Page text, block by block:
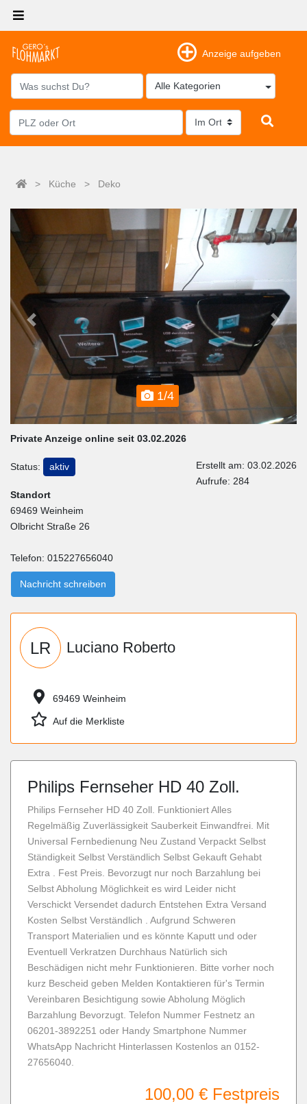
Anzeige aufgeben
Alle Kategorien
> Küche > Deko
1/4
Previous Next
Private Anzeige online seit 03.02.2026
Status: aktiv
Standort
69469 Weinheim
Olbricht Straße 26
Telefon: 015227656040
Nachricht schreiben
Erstellt am: 03.02.2026
Aufrufe: 284
LR Luciano Roberto
69469 Weinheim
Auf die Merkliste
Philips Fernseher HD 40 Zoll.
Philips Fernseher HD 40 Zoll. Funktioniert Alles
Regelmäßig Zuverlässigkeit Sauberkeit Einwandfrei. Mit
Universal Fernbedienung Neu Zustand Verpackt Selbst
Ständigkeit Selbst Verständlich Selbst Gekauft Gehabt
Extra . Fest Preis. Bevorzugt nur noch Barzahlung bei
Selbst Abholung Möglichkeit es wird Leider nicht
Verschickt Versendet dadurch Entstehen Extra Versand
Kosten Selbst Verständlich . Aufgrund Schweren
Transport Materialien und es könnte Kaputt und oder
Eventuell Verkratzen Durchhaus Natürlich sich
Beschädigen nicht mehr Funktionieren. Bitte vorher noch
kurz Bescheid geben Melden Kontaktieren für's Termin
Vereinbaren Besichtigung sowie Abholung Möglich
Barzahlung Bevorzugt. Telefon Nummer Festnetz an
06201-3892251 oder Handy Smartphone Nummer
WhatsApp Nachricht Hinterlassen Kostenlos an 0152-
27656040.
100,00 € Festpreis